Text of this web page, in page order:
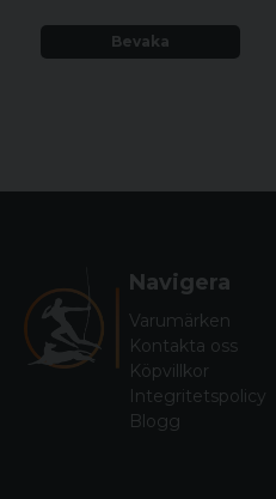
Bevaka
Navigera
Varumärken
Kontakta oss
Köpvillkor
Integritetspolicy
Blogg